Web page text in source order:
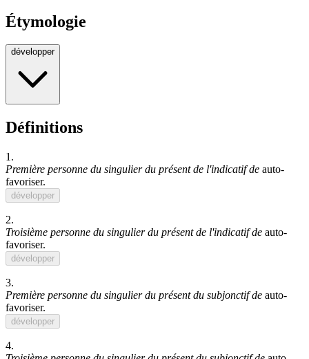
Étymologie
développer
Définitions
1.
Première personne du singulier du présent de l'indicatif de auto-
favoriser.
développer
2.
Troisième personne du singulier du présent de l'indicatif de auto-
favoriser.
développer
3.
Première personne du singulier du présent du subjonctif de auto-
favoriser.
développer
4.